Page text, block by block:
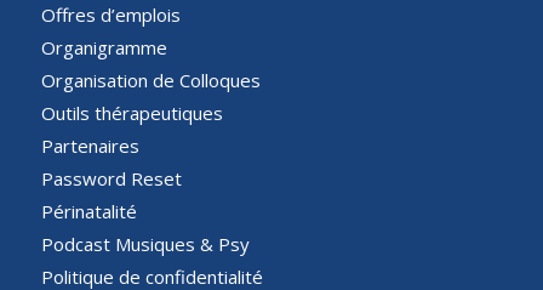
Offres d’emplois
Organigramme
Organisation de Colloques
Outils thérapeutiques
Partenaires
Password Reset
Périnatalité
Podcast Musiques & Psy
Politique de confidentialité